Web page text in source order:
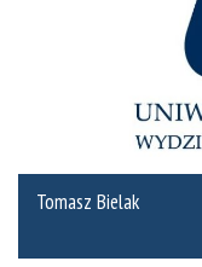
Tomasz Bielak